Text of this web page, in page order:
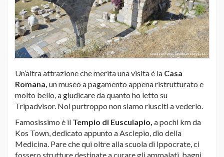
Un’altra attrazione che merita una visita è la Casa
Romana, un museo a pagamento appena ristrutturato e
molto bello, a giudicare da quanto ho letto su
Tripadvisor. Noi purtroppo non siamo riusciti a vederlo.
Famosissimo è il Tempio di Eusculapio, a pochi km da
Kos Town, dedicato appunto a Asclepio, dio della
Medicina. Pare che qui oltre alla scuola di Ippocrate, ci
fossero strutture destinate a curare gli ammalati, bagni